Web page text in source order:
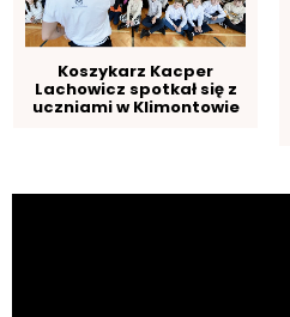
Koszykarz Kacper
Lachowicz spotkał się z
uczniami w Klimontowie